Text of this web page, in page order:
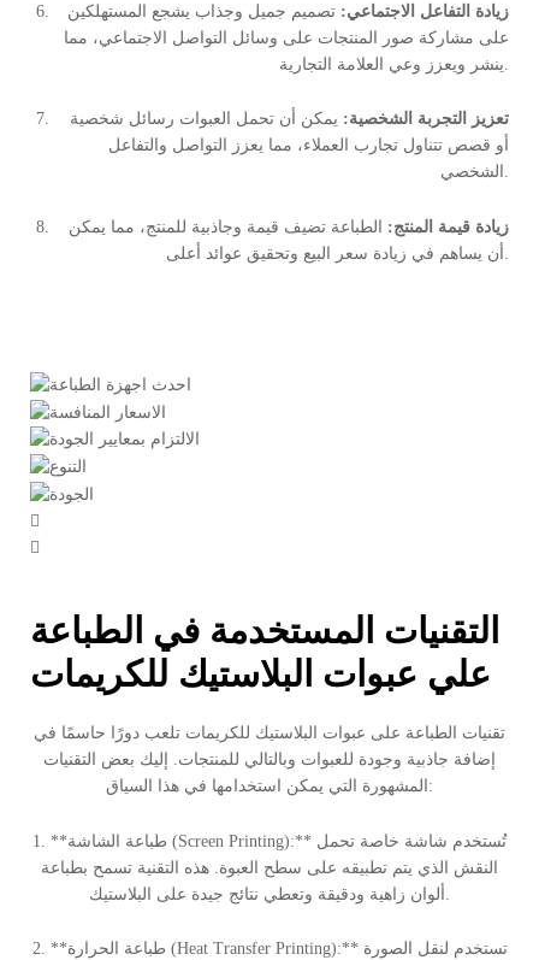
زيادة التفاعل الاجتماعي: تصميم جميل وجذاب يشجع المستهلكين
على مشاركة صور المنتجات على وسائل التواصل الاجتماعي، مما
تعزيز التجربة الشخصية: يمكن أن تحمل العبوات رسائل شخصية
أو قصص تتناول تجارب العملاء، مما يعزز التواصل والتفاعل
الشخصي.
زيادة قيمة المنتج: الطباعة تضيف قيمة وجاذبية للمنتج، مما يمكن
أن يساهم في زيادة سعر البيع وتحقيق عوائد أعلى.
التقنيات المستخدمة في الطباعة
علي عبوات البلاستيك للكريمات
تقنيات الطباعة على عبوات البلاستيك للكريمات تلعب دورًا حاسمًا في
إضافة جاذبية وجودة للعبوات وبالتالي للمنتجات. إليك بعض التقنيات
المشهورة التي يمكن استخدامها في هذا السياق:
1. **طباعة الشاشة (Screen Printing):** تُستخدم شاشة خاصة تحمل
النقش الذي يتم تطبيقه على سطح العبوة. هذه التقنية تسمح بطباعة
2. **طباعة الحرارة (Heat Transfer Printing):** تستخدم لنقل الصورة